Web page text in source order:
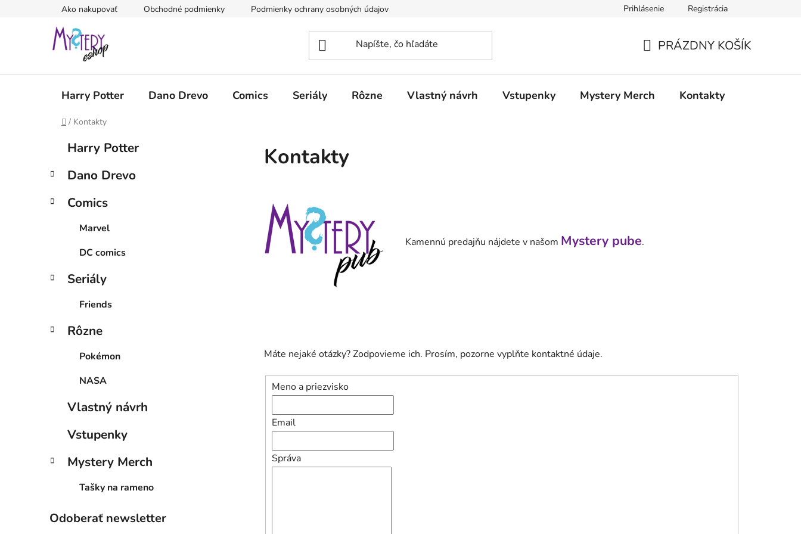
Ako nakupovať Obchodné podmienky Podmienky ochrany osobných údajov Doprava a platbaPrihlásenie Registrácia
KOŠÍK
PRÁZDNY KOŠÍK
Harry Potter Dano Drevo Comics Seriály Rôzne Vlastný návrh Vstupenky Mystery Merch Kontakty
Domov
/ Kontakty
č
ý
l
Preskočiť
kategórie
e
ó
Harry Potter
Dano Drevo
Comics
Marvel
DC comics
Seriály
Friends
Rôzne
Pokémon
NASA
Vlastný návrh
Vstupenky
Mystery Merch
Tašky na rameno
Odoberať newsletter
Kontakty
Kamennú predajňu nájdete v našom Mystery pube.
Máte nejaké otázky? Zodpovieme ich. Prosím, pozorne vyplňte kontaktné údaje.
Meno a priezvisko
Email
Správa